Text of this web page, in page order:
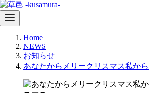
Home
NEWS
お知らせ
あなたからメリークリスマス私か